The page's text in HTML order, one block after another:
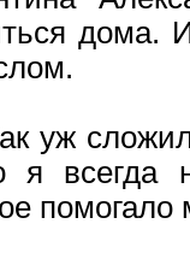
дома.
уж
я всегда